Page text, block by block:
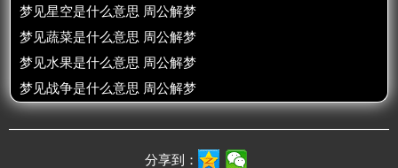
梦见星空是什么意思 周公解梦
梦见蔬菜是什么意思 周公解梦
梦见水果是什么意思 周公解梦
梦见战争是什么意思 周公解梦
分享到：